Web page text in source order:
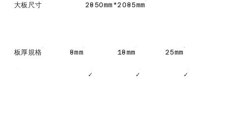
大板尺寸 2850mm*2085mm
板厚規格 8mm 18mm 25mm
✓ ✓ ✓